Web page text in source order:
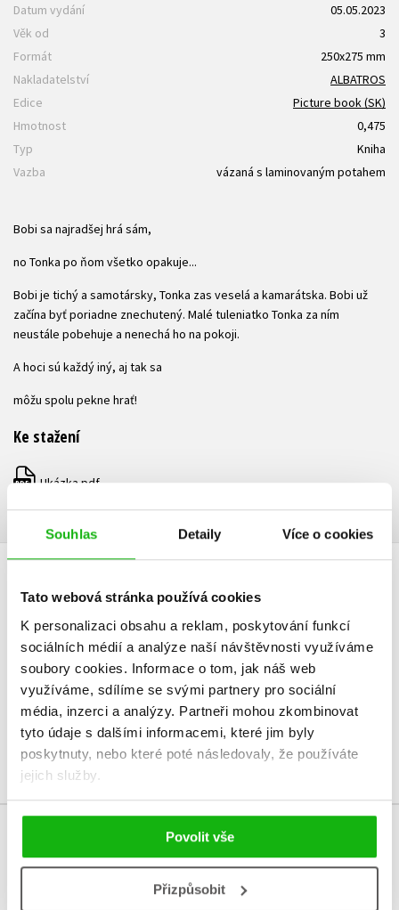
Souhlas Detaily Více o cookies
Tato webová stránka používá cookies
K personalizaci obsahu a reklam, poskytování funkcí
sociálních médií a analýze naší návštěvnosti využíváme
soubory cookies. Informace o tom, jak náš web
využíváme, sdílíme se svými partnery pro sociální
média, inzerci a analýzy. Partneři mohou zkombinovat
tyto údaje s dalšími informacemi, které jim byly
poskytnuty, nebo které poté následovaly, že používáte
jejich služby.
Povolit vše
Přizpůsobit
Datum vydání
05.05.2023
Věk od
3
Formát
250x275 mm
Nakladatelství
ALBATROS
Edice
Picture book (SK)
Hmotnost
0,475
Typ
Kniha
Vazba
vázaná s laminovaným potahem
Bobi sa najradšej hrá sám,
no Tonka po ňom všetko opakuje...
Bobi je tichý a samotársky, Tonka zas veselá a kamarátska. Bobi už
začína byť poriadne znechutený. Malé tuleniatko Tonka za ním
neustále pobehuje a nenechá ho na pokoji.
A hoci sú každý iný, aj tak sa
môžu spolu pekne hrať!
Ke stažení
PDF Ukázka.pdf
HODNOCENÍ ČTENÁŘŮ
V současné době nejsou vytvořena žádná uživatelská hodnocení.
Vaše hodnocení
Uživatelskou recenzi mohou vkládat pouze registrovaní uživatelé
Přihlásit
MOHLO BY VÁS TAKÉ ZAJÍMAT